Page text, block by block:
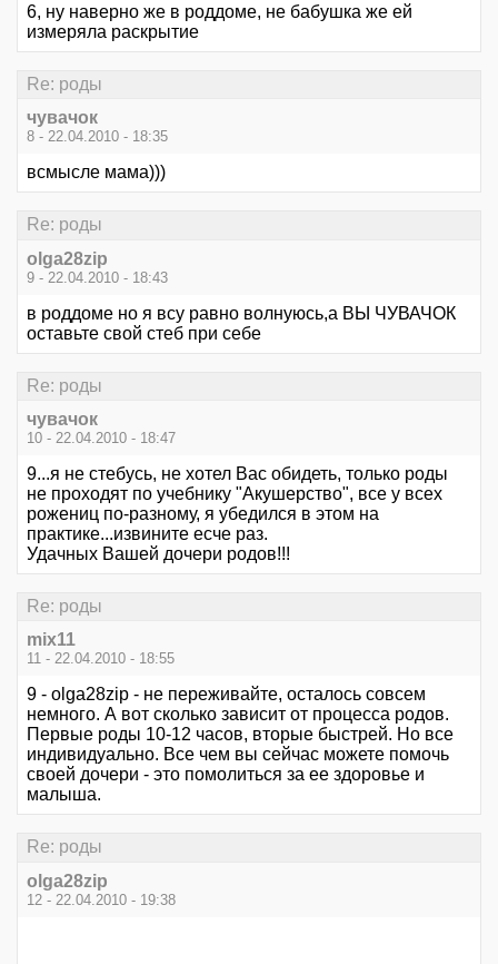
6, ну наверно же в роддоме, не бабушка же ей
измеряла раскрытие
Re: роды
чувачок
8 - 22.04.2010 - 18:35
всмысле мама)))
Re: роды
olga28zip
9 - 22.04.2010 - 18:43
в роддоме но я всу равно волнуюсь,а ВЫ ЧУВАЧОК
оставьте свой стеб при себе
Re: роды
чувачок
10 - 22.04.2010 - 18:47
9...я не стебусь, не хотел Вас обидеть, только роды
не проходят по учебнику "Акушерство", все у всех
рожениц по-разному, я убедился в этом на
практике...извините есче раз.
Удачных Вашей дочери родов!!!
Re: роды
mix11
11 - 22.04.2010 - 18:55
9 - olga28zip - не переживайте, осталось совсем
немного. А вот сколько зависит от процесса родов.
Первые роды 10-12 часов, вторые быстрей. Но все
индивидуально. Все чем вы сейчас можете помочь
своей дочери - это помолиться за ее здоровье и
малыша.
Re: роды
olga28zip
12 - 22.04.2010 - 19:38